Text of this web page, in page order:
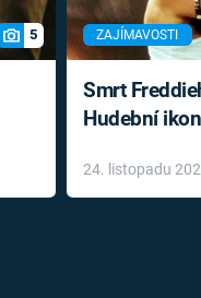
5 ZAJÍMAVOSTI
Smrt
Hudební
léky
24. listopadu